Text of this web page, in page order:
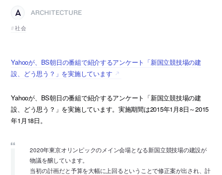
ARCHITECTURE
社会
Yahooが、BS朝日の番組で紹介するアンケート「新国立競技場の建
設、どう思う？」を実施しています
Yahooが、BS朝日の番組で紹介するアンケート「新国立競技場の建
設、どう思う？」を実施しています。実施期間は2015年1月8日～2015
年1月18日。
2020年東京オリンピックのメイン会場となる新国立競技場の建設が
物議を醸しています。
当初の計画だと予算を大幅に上回るということで修正案が出され、計